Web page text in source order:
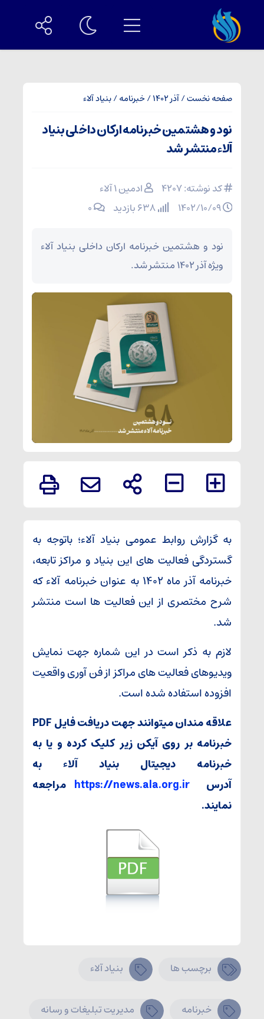
صفحه نخست/آذر 1402 /خبرنامه/بنیاد آلاء
نود و هشتمین خبرنامه ارکان داخلی بنیاد
آلاء منتشر شد
کد نوشته: 4207
ادمین ۱ آلاء
۰
نود و هشتمین خبرنامه ارکان داخلی بنیاد آلاء
ویژه آذر ۱۴۰۲ منتشر شد.
به گزارش روابط عمومی بنیاد آلاء؛ باتوجه به
گستردگی فعالیت های این بنیاد و مراکز تابعه،
خبرنامه آذر ماه ۱۴۰۲ به عنوان خبرنامه آلاء که
شرح مختصری از این فعالیت ها است منتشر
شد.
لازم به ذکر است در این شماره جهت نمایش
ویدیوهای فعالیت های مراکز از فن آوری واقعیت
افزوده استفاده شده است.
علاقه مندان میتوانند جهت دریافت فایل PDF
خبرنامه بر روی آیکن زیر کلیک کرده و یا به
خبرنامه دیجیتال بنیاد آلاء به
آدرس https://news.ala.org.ir مراجعه
نمایند.
برچسب ها بنیاد آلاء
خبرنامه مدیریت تبلیغات و رسانه